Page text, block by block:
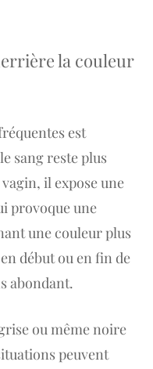
la couleur
est
sang reste plus
il expose une
provoque une
une couleur plus
début ou en fin de
abondant.
ou même noire
peuvent